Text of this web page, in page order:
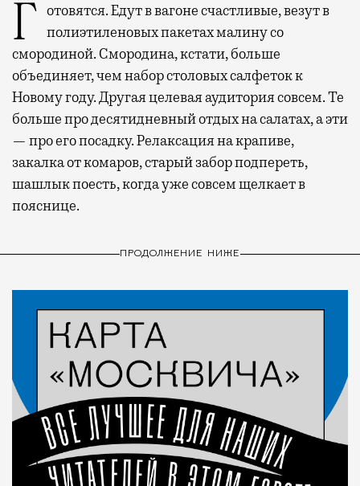
Готовятся. Едут в вагоне счастливые, везут в полиэтиленовых пакетах малину со
смородиной. Смородина, кстати, больше
объединяет, чем набор столовых салфеток к
Новому году. Другая целевая аудитория совсем. Те
больше про десятидневный отдых на салатах, а эти
— про его посадку. Релаксация на крапиве,
закалка от комаров, старый забор подпереть,
шашлык поесть, когда уже совсем щелкает в
пояснице.
ПРОДОЛЖЕНИЕ НИЖЕ